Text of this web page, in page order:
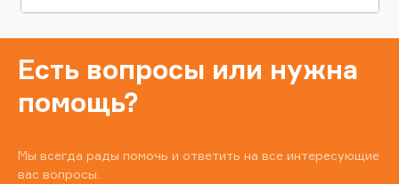
Есть вопросы или нужна
помощь?
Мы всегда рады помочь и ответить на все интересующие
вас вопросы.